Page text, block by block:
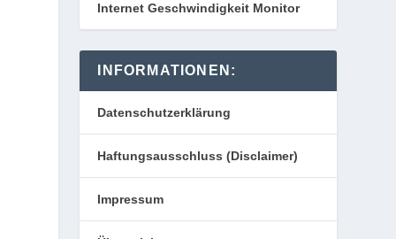
Internet Geschwindigkeit Monitor
INFORMATIONEN:
Datenschutzerklärung
Haftungsausschluss (Disclaimer)
Impressum